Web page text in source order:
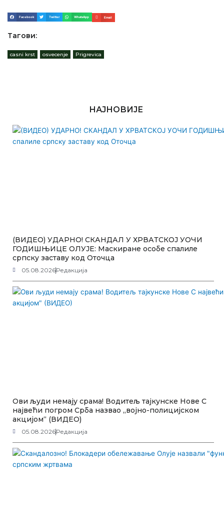
Facebook Twitter WhatsApp Email
Тагови:
casni krst osvecenje Prigrevica
НАЈНОВИЈЕ
(ВИДЕО) УДАРНО! СКАНДАЛ У ХРВАТСКОЈ УОЧИ
ГОДИШЊИЦЕ ОЛУЈЕ: Маскиране особе спалиле
српску заставу код Оточца
05.08.2026Редакција
Ови људи немају срама! Водитељ тајкунске Нове С
највећи погром Срба назвао „војно-полицијском
акцијом“ (ВИДЕО)
05.08.2026Редакција